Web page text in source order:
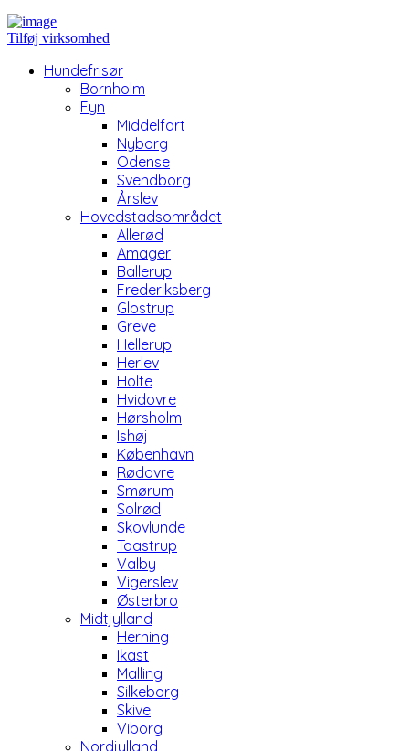
Tilføj virksomhed
Hundefrisør
Bornholm
Fyn
Middelfart
Nyborg
Odense
Svendborg
Årslev
Hovedstadsområdet
Allerød
Amager
Ballerup
Frederiksberg
Glostrup
Greve
Hellerup
Herlev
Holte
Hvidovre
Hørsholm
Ishøj
København
Rødovre
Smørum
Solrød
Skovlunde
Taastrup
Valby
Vigerslev
Østerbro
Midtjylland
Herning
Ikast
Malling
Silkeborg
Skive
Viborg
Nordjylland